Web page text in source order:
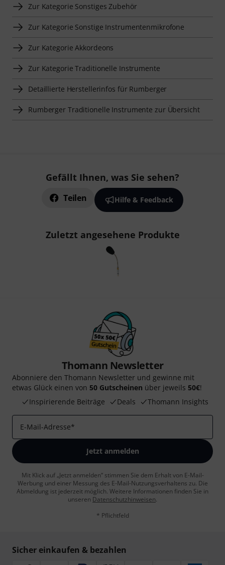
Zur Kategorie Sonstiges Zubehör
Zur Kategorie Sonstige Instrumentenmikrofone
Zur Kategorie Akkordeons
Zur Kategorie Traditionelle Instrumente
Detaillierte Herstellerinfos für Rumberger
Rumberger Traditionelle Instrumente zur Übersicht
Gefällt Ihnen, was Sie sehen?
Teilen Hilfe & Feedback
Zuletzt angesehene Produkte
Thomann Newsletter
Abonniere den Thomann Newsletter und gewinne mit
etwas Glück einen von 50 Gutscheinen über jeweils 50€!
Inspirierende Beiträge
Deals Thomann Insights
E-Mail-Adresse*
Jetzt anmelden
Mit Klick auf „Jetzt anmelden“ stimmen Sie dem Erhalt von E-Mail-
Werbung und einer Messung des E-Mail-Nutzungsverhaltens zu. Die
Abmeldung ist jederzeit möglich. Weitere Informationen finden Sie in
unseren Datenschutzhinweisen.
* Pflichtfeld
Sicher einkaufen & bezahlen